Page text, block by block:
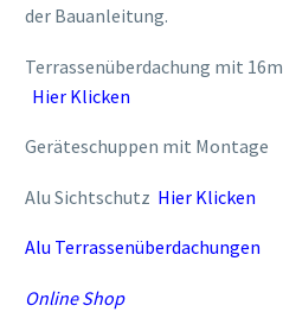
der Bauanleitung.
Terrassenüberdachung mit
Hier Klicken
Geräteschuppen mit Montage
Alu Sichtschutz Hier Klicken
Alu Terrassenüberdachungen
Online Shop